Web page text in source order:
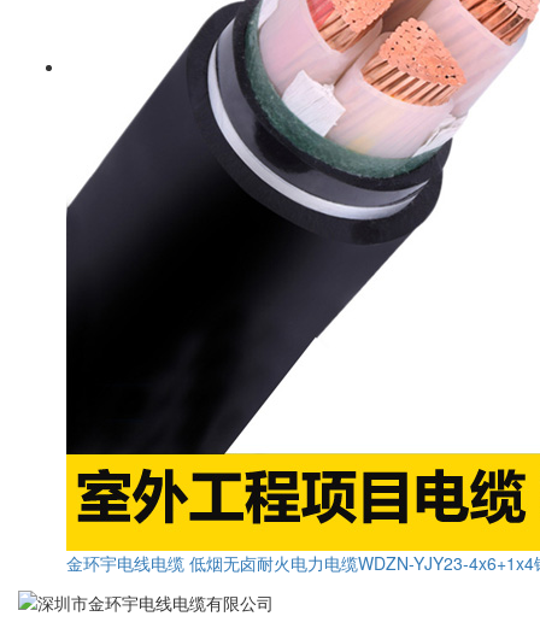
金环宇电线电缆 低烟无卤耐火电力电缆WDZN-YJY23-4x6+1x4